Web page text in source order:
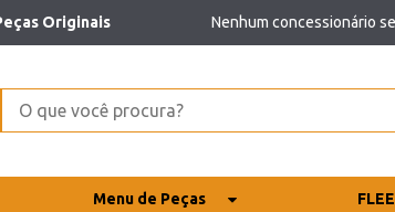
Originais Nenhum concessionário
Menu de Peças